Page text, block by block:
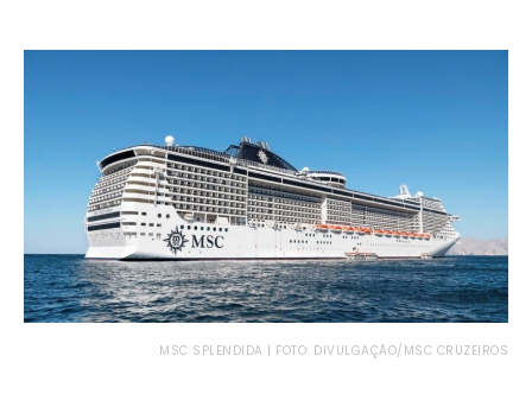
MSC SPLENDIDA | FOTO: DIVULGAÇÃO/MSC CRUZEIROS